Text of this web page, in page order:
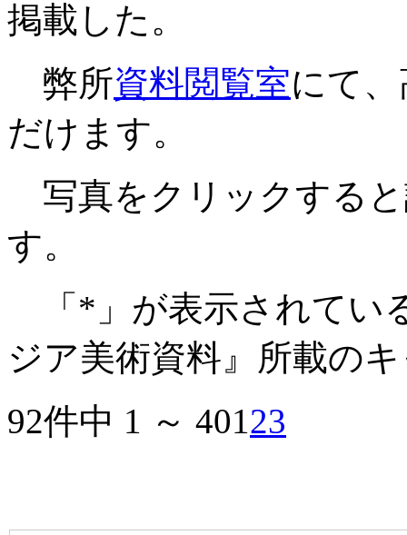
掲載した。
弊所資料閲覧室にて
だけます。
写真をクリックする
す。
「*」が表示されてい
ジア美術資料』所載の
92件中 1 ～ 40123